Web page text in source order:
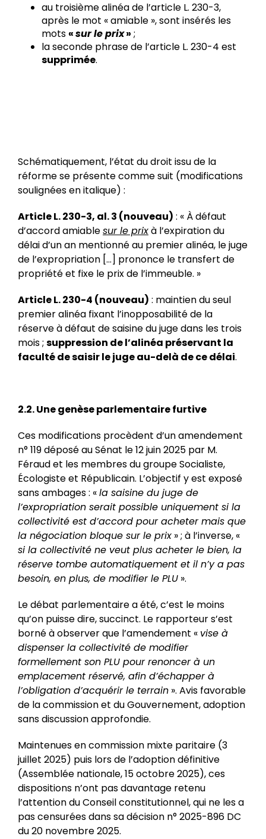
au troisième alinéa de l’article L. 230-3,
après le mot « amiable », sont insérés les
mots «sur le prix» ;
la seconde phrase de l’article L. 230-4 est
supprimée.
Schématiquement, l’état du droit issu de la
réforme se présente comme suit (modifications
soulignées en italique) :
Article L. 230-3, al. 3 (nouveau) : « À défaut
d’accord amiablesur le prixà l’expiration du
délai d’un an mentionné au premier alinéa, le juge
de l’expropriation […] prononce le transfert de
propriété et fixe le prix de l’immeuble. »
Article L. 230-4 (nouveau) : maintien du seul
premier alinéa fixant l’inopposabilité de la
réserve à défaut de saisine du juge dans les trois
mois ; suppression de l’alinéa préservant la
faculté de saisir le juge au-delà de ce délai.
2.2. Une genèse parlementaire furtive
Ces modifications procèdent d’un amendement
n° 119 déposé au Sénat le 12 juin 2025 par M.
Féraud et les membres du groupe Socialiste,
Écologiste et Républicain. L’objectif y est exposé
sans ambages : «la saisine du juge de
l’expropriation serait possible uniquement si la
collectivité est d’accord pour acheter mais que
la négociation bloque sur le prix» ; à l’inverse, «
si la collectivité ne veut plus acheter le bien, la
réserve tombe automatiquement et il n’y a pas
besoin, en plus, de modifier le PLU».
Le débat parlementaire a été, c’est le moins
qu’on puisse dire, succinct. Le rapporteur s’est
borné à observer que l’amendement « vise à
dispenser la collectivité de modifier
formellement son PLU pour renoncer à un
emplacement réservé, afin d’échapper à
l’obligation d’acquérir le terrain». Avis favorable
de la commission et du Gouvernement, adoption
sans discussion approfondie.
Maintenues en commission mixte paritaire (3
juillet 2025) puis lors de l’adoption définitive
(Assemblée nationale, 15 octobre 2025), ces
dispositions n’ont pas davantage retenu
l’attention du Conseil constitutionnel, qui ne les a
pas censurées dans sa décision n° 2025-896 DC
du 20 novembre 2025.